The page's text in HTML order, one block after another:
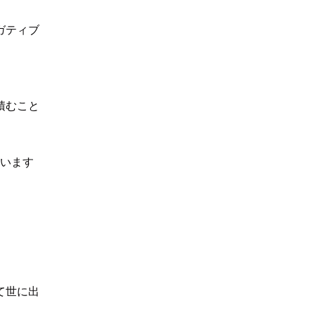
ティブ
むこと
ます
世に出